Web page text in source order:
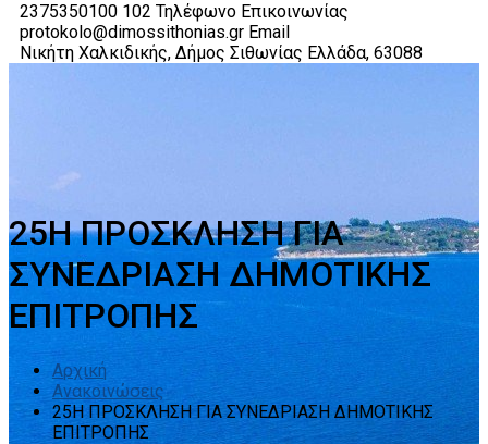
2375350100 102 Τηλέφωνο Επικοινωνίας
protokolo@dimossithonias.gr Email
Νικήτη Χαλκιδικής, Δήμος Σιθωνίας Ελλάδα, 63088
25Η ΠΡΟΣΚΛΗΣΗ ΓΙΑ
ΣΥΝΕΔΡΙΑΣΗ ΔΗΜΟΤΙΚΗΣ
ΕΠΙΤΡΟΠΗΣ
Αρχική
Ανακοινώσεις
25Η ΠΡΟΣΚΛΗΣΗ ΓΙΑ ΣΥΝΕΔΡΙΑΣΗ ΔΗΜΟΤΙΚΗΣ
ΕΠΙΤΡΟΠΗΣ